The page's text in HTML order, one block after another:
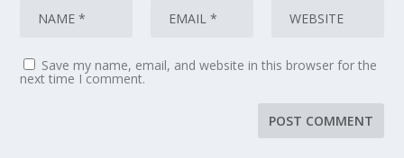
Save my name, email, and website in this browser for the
next time I comment.